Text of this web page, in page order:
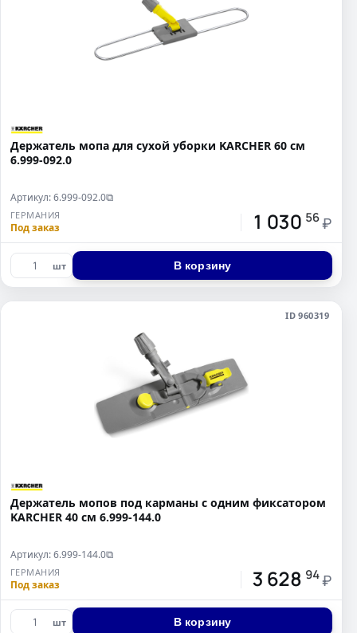
Держатель мопа для сухой уборки KARCHER 60 см
6.999-092.0
Артикул: 6.999-092.0⧉
ГЕРМАНИЯ
Под заказ 1 030 56 ₽
шт В корзину
ID 960319
Держатель мопов под карманы с одним фиксатором
KARCHER 40 см 6.999-144.0
Артикул: 6.999-144.0⧉
ГЕРМАНИЯ
Под заказ 3 628 94 ₽
шт В корзину